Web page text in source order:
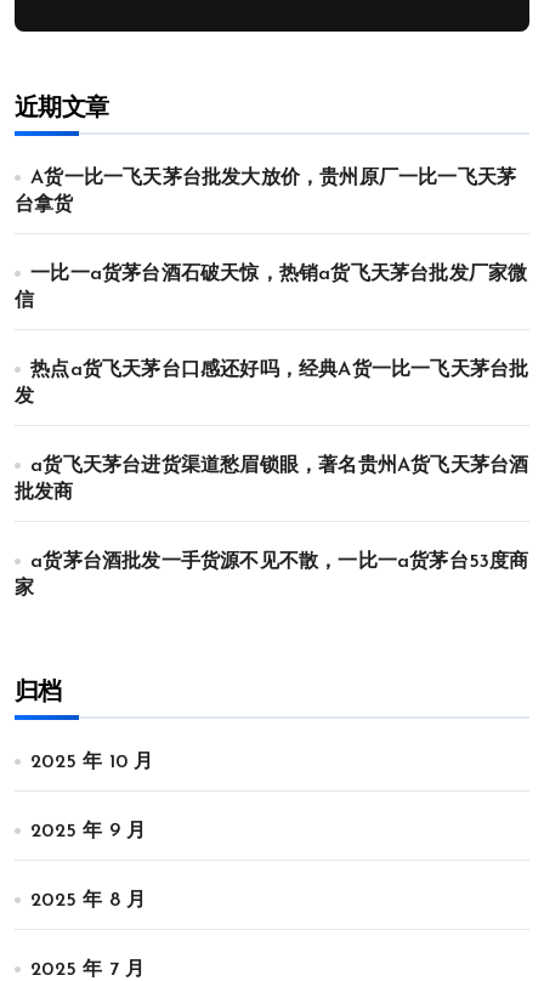
近期文章
A货一比一飞天茅台批发大放价，贵州原厂一比一飞天茅
台拿货
一比一a货茅台酒石破天惊，热销a货飞天茅台批发厂家微
信
热点a货飞天茅台口感还好吗，经典A货一比一飞天茅台批
发
a货飞天茅台进货渠道愁眉锁眼，著名贵州A货飞天茅台酒
批发商
a货茅台酒批发一手货源不见不散，一比一a货茅台53度商
家
归档
2025 年 10 月
2025 年 9 月
2025 年 8 月
2025 年 7 月